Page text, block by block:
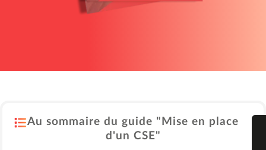
Au sommaire du guide "Mise en place
d'un CSE"